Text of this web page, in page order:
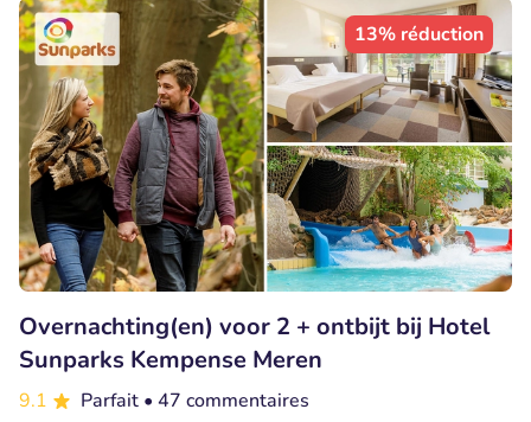
13% réduction
Overnachting(en) voor 2 + ontbijt bij Hotel
Sunparks Kempense Meren
9.1 Parfait • 47 commentaires